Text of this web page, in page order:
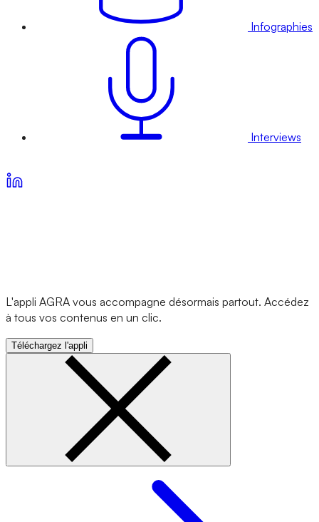
Infographies
Interviews
L'appli AGRA vous accompagne désormais partout. Accédez
à tous vos contenus en un clic.
Téléchargez l'appli